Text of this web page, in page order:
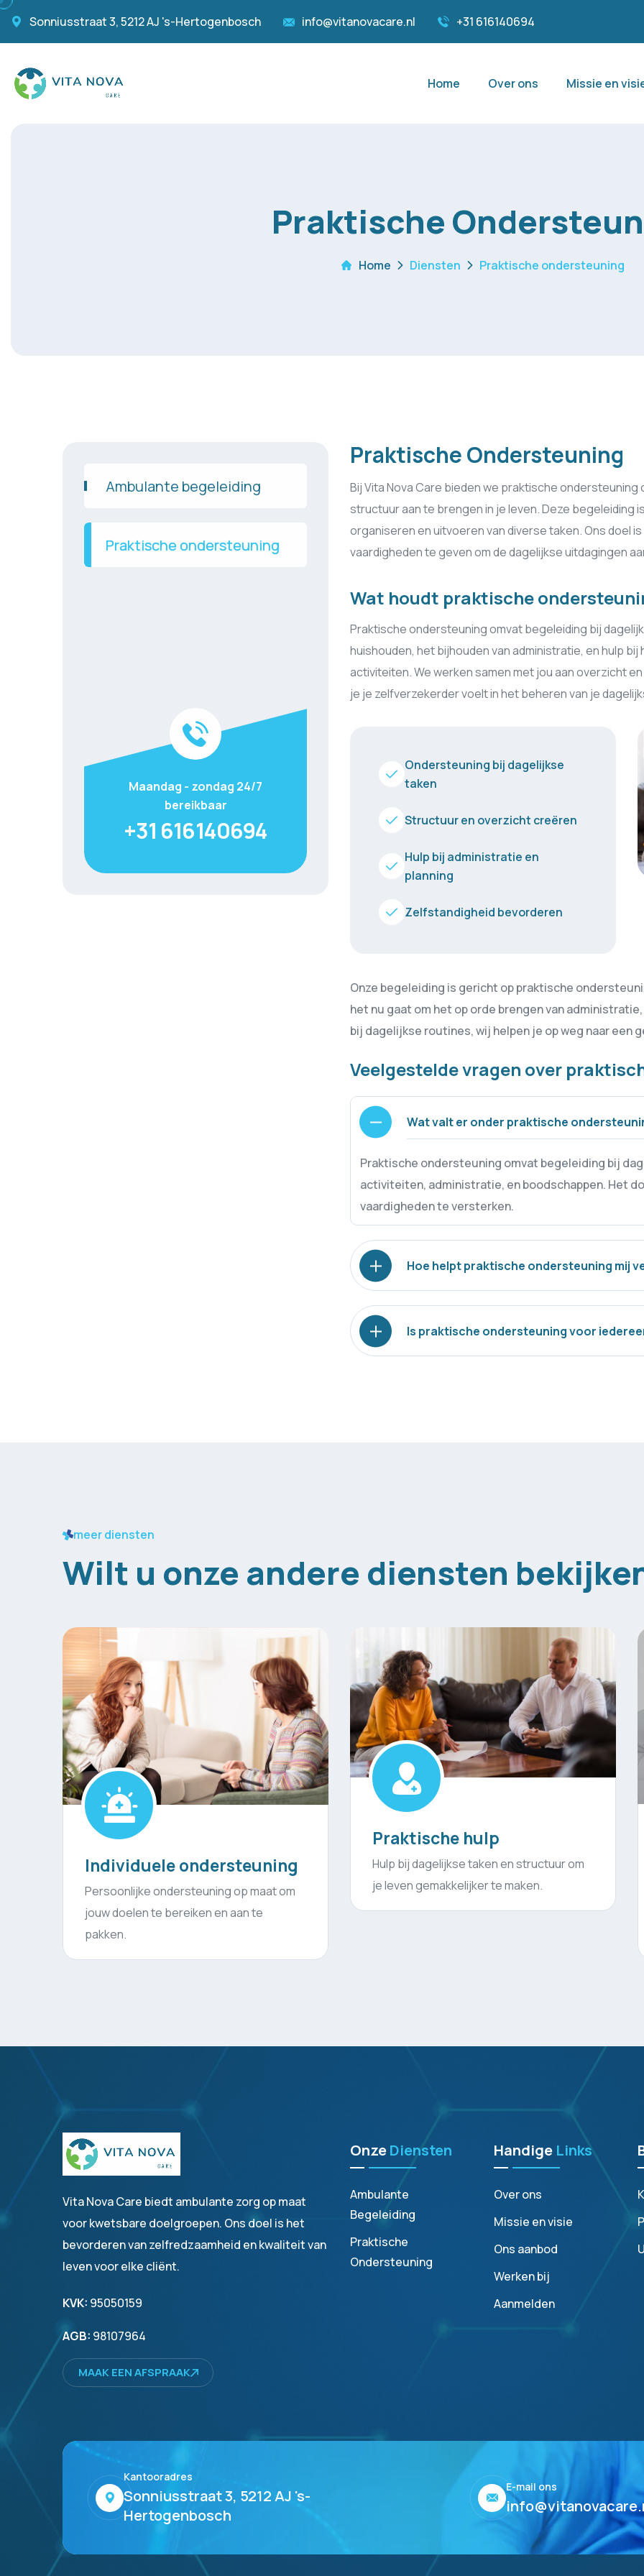
Sonniusstraat 3, 5212 AJ 's-Hertogenbosch info@vitanovacare.nl +31 616140694
Home Over ons Missie en
Praktische
Home Diensten Praktische ondersteuning
Ambulante begeleiding
Praktische ondersteuning
Maandag - zondag 24/7
bereikbaar
+31 616140694
Praktische Ondersteuning
Bij Vita Nova Care bieden we praktische
structuur aan te brengen in je leven. Deze
organiseren en uitvoeren van diverse taken. Ons doel
vaardigheden te geven om de dagelijkse uitdagingen
Wat houdt praktische
Praktische ondersteuning omvat begeleiding bij
huishouden, het bijhouden van administratie, en hulp
activiteiten. We werken samen met jou aan overzicht
je je zelfverzekerder voelt in het beheren van je
Ondersteuning bij dagelijkse
taken
Structuur en overzicht creëren
Hulp bij administratie en
planning
Zelfstandigheid bevorderen
Onze begeleiding is gericht op praktische
het nu gaat om het op orde brengen van
bij dagelijkse routines, wij helpen je op weg naar
Veelgestelde vragen over
Wat valt er onder praktische
Praktische ondersteuning omvat begeleiding bij
activiteiten, administratie, en boodschappen. Het
vaardigheden te versterken.
Hoe helpt praktische ondersteuning mij
Is praktische ondersteuning voor
meer diensten
Wilt u onze andere diensten
Praktische hulp
Hulp bij dagelijkse taken en structuur om
je leven gemakkelijker te maken.
Ambulante begeleiding
Begeleiding bij jou thuis of op locatie,
afgestemd op jouw specifieke
Vita Nova Care biedt ambulante zorg op maat
voor kwetsbare doelgroepen. Ons doel is het
bevorderen van zelfredzaamheid en kwaliteit van
leven voor elke cliënt.
KVK: 95050159
AGB: 98107964
MAAK EEN AFSPRAAK
OnzeDiensten
Ambulante
Begeleiding
Praktische
Ondersteuning
Handige Links
Over ons
Missie en visie
Ons aanbod
Werken bij
Aanmelden
Kantooradres
Sonniusstraat 3, 5212 AJ 's-
Hertogenbosch
E-mail ons